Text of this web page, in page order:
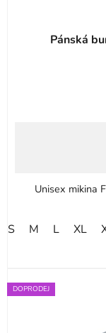
Pánská
Unisex mikina
S M L XL
DOPRODEJ